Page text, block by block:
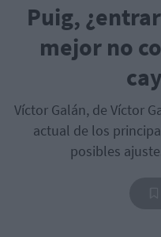
Puig,
mejor no
Víctor Galán, de Víctor
actual de los
posibles